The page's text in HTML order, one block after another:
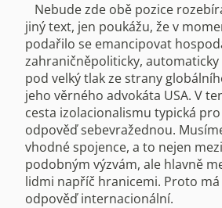
Nebude zde obě pozice
jiný text, jen poukážu, že v
podařilo se emancipovat
zahraničněpoliticky,
pod velký tlak ze strany
jeho věrného advokáta USA. V
cesta izolacionalismu typická
odpověď sebevražednou.
vhodné spojence, a to nejen
podobným výzvám, ale hlavně
lidmi napříč hranicemi. Proto
odpověď internacionální.